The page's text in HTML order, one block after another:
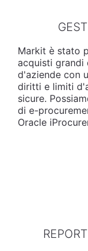
Markit è stato
acquisti grandi
d'aziende con
diritti e limiti
sicure.
di e-
Oracle